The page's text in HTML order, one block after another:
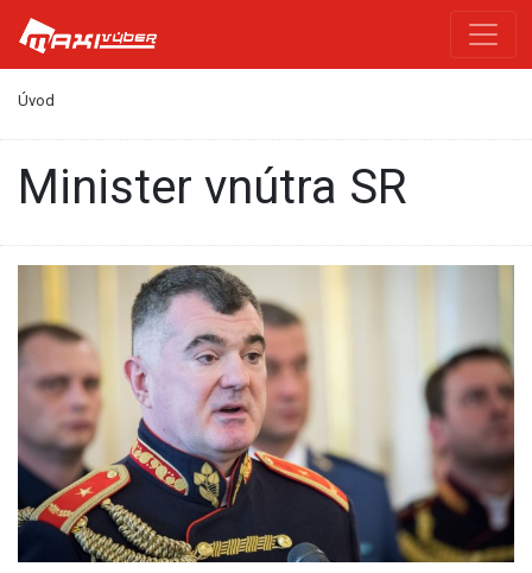
Úvod
minister vnútra SR